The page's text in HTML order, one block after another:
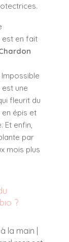
est en fait
est une
fleurit du
en épis et
Et enfin,
par
mois plus
?
la main |